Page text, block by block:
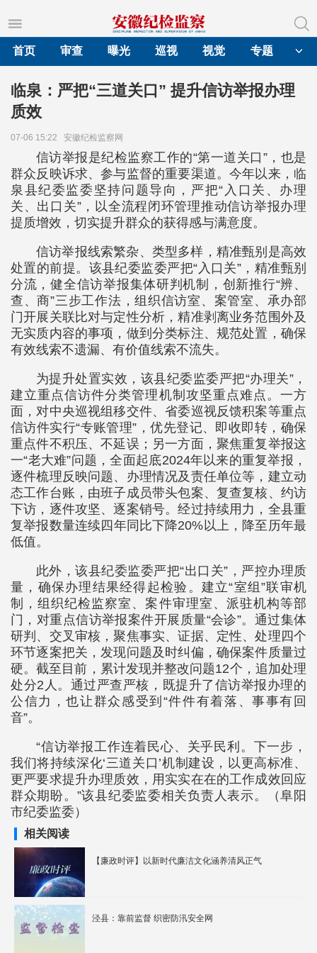
首页
审查 曝光 巡视 视觉 专题
临泉：严把“三道关口” 提升信访举报办理
质效
07-06 15:22 安徽纪检监察网
信访举报是纪检监察工作的“第一道关口”，也是
群众反映诉求、参与监督的重要渠道。今年以来，临
泉县纪委监委坚持问题导向，严把“入口关、办理
关、出口关”，以全流程闭环管理推动信访举报办理
提质增效，切实提升群众的获得感与满意度。
信访举报线索繁杂、类型多样，精准甄别是高效
处置的前提。该县纪委监委严把“入口关”，精准甄别
分流，健全信访举报集体研判机制，创新推行“辨、
查、商”三步工作法，组织信访室、案管室、承办部
门开展关联比对与定性分析，精准剥离业务范围外及
无实质内容的事项，做到分类标注、规范处置，确保
有效线索不遗漏、有价值线索不流失。
为提升处置实效，该县纪委监委严把“办理关”，
建立重点信访件分类管理机制攻坚重点难点。一方
面，对中央巡视组移交件、省委巡视反馈积案等重点
信访件实行“专账管理”，优先登记、即收即转，确保
重点件不积压、不延误；另一方面，聚焦重复举报这
一“老大难”问题，全面起底2024年以来的重复举报，
逐件梳理反映问题、办理情况及责任单位等，建立动
态工作台账，由班子成员带头包案、复查复核、约访
下访，逐件攻坚、逐案销号。经过持续用力，全县重
复举报数量连续四年同比下降20%以上，降至历年最
低值。
此外，该县纪委监委严把“出口关”，严控办理质
量，确保办理结果经得起检验。建立“室组”联审机
制，组织纪检监察室、案件审理室、派驻机构等部
门，对重点信访举报案件开展质量“会诊”。通过集体
研判、交叉审核，聚焦事实、证据、定性、处理四个
环节逐案把关，发现问题及时纠偏，确保案件质量过
硬。截至目前，累计发现并整改问题12个，追加处理
处分2人。通过严查严核，既提升了信访举报办理的
公信力，也让群众感受到“件件有着落、事事有回
音”。
“信访举报工作连着民心、关乎民利。下一步，
我们将持续深化‘三道关口’机制建设，以更高标准、
更严要求提升办理质效，用实实在在的工作成效回应
群众期盼。”该县纪委监委相关负责人表示。（阜阳
市纪委监委）
相关阅读
【廉政时评】以新时代廉洁文化涵养清风正气
泾县：靠前监督 织密防汛安全网